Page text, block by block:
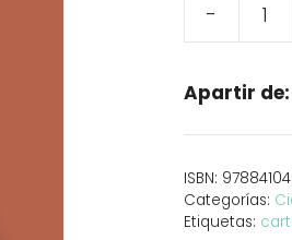
-
cantidad
Apartir de:
ISBN:
Categorías:
Etiquetas: